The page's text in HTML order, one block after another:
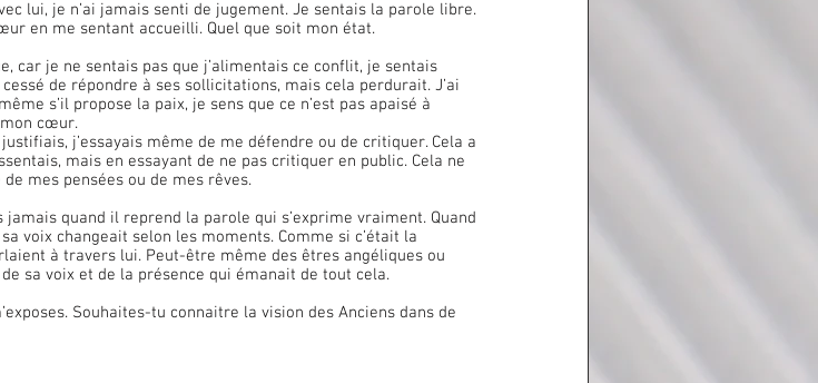
en me sentant accueilli. Quel que soit mon état.
car je ne sentais pas que j’alimentais ce conflit, je sentais
de répondre à ses sollicitations, mais cela perdurait. J’ai
s’il propose la paix, je sens que ce n’est pas apaisé à
cœur.
j’essayais même de me défendre ou de critiquer. Cela a
mais en essayant de ne pas critiquer en public. Cela ne
mes pensées ou de mes rêves.
voix changeait selon les moments. Comme si c’était la
à travers lui. Peut-être même des êtres angéliques ou
sa voix et de la présence qui émanait de tout cela.
Souhaites-tu connaitre la vision des Anciens dans de